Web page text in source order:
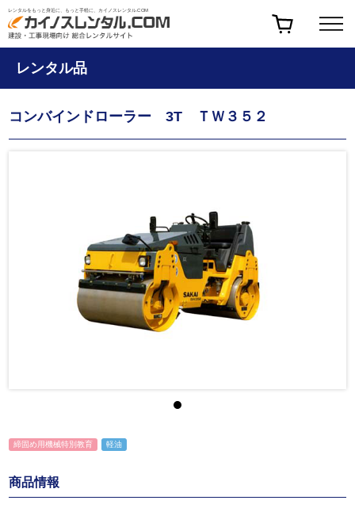
レンタルをもっと身近に、もっと手軽に、カイノスレンタル.COM
レンタル品
コンバインドローラー 3T ＴＷ３５２
締固め用機械特別教育 軽油
商品情報